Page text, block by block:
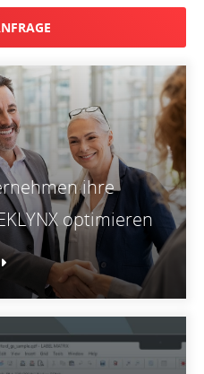
ihre
optimieren